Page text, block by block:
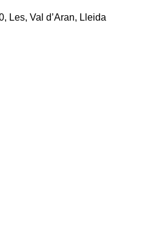
Les, Val d’Aran, Lleida